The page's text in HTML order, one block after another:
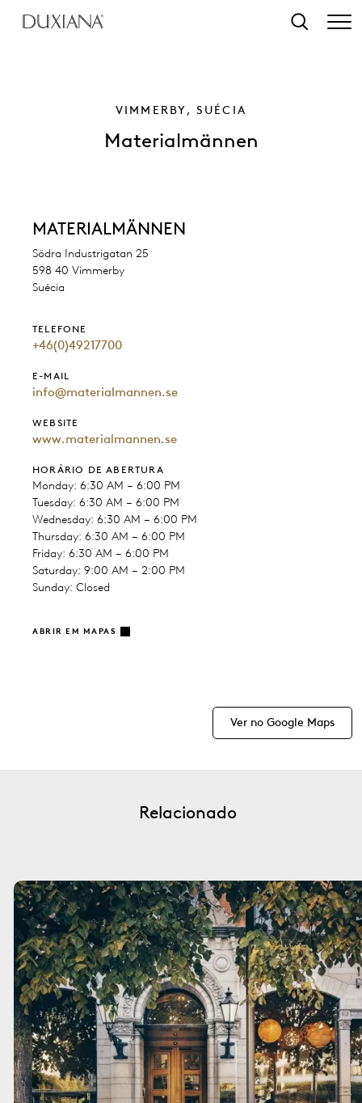
Pesquisar
VIMMERBY, SUÉCIA
Materialmännen
MATERIALMÄNNEN
Södra Industrigatan 25
598 40 Vimmerby
Suécia
TELEFONE
+46(0)49217700
E-MAIL
info@materialmannen.se
WEBSITE
www.materialmannen.se
HORÁRIO DE ABERTURA
Monday: 6:30 AM – 6:00 PM
Tuesday: 6:30 AM – 6:00 PM
Wednesday: 6:30 AM – 6:00 PM
Thursday: 6:30 AM – 6:00 PM
Friday: 6:30 AM – 6:00 PM
Saturday: 9:00 AM – 2:00 PM
Sunday: Closed
ABRIR EM MAPAS
Ver no Google Maps
Relacionado